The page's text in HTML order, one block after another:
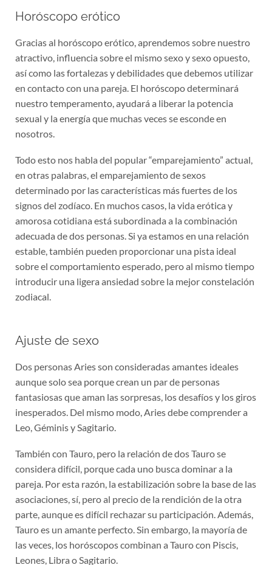
Horóscopo erótico
Gracias al horóscopo erótico, aprendemos sobre nuestro
atractivo, influencia sobre el mismo sexo y sexo opuesto,
así como las fortalezas y debilidades que debemos utilizar
en contacto con una pareja. El horóscopo determinará
nuestro temperamento, ayudará a liberar la potencia
sexual y la energía que muchas veces se esconde en
nosotros.
Todo esto nos habla del popular “emparejamiento” actual,
en otras palabras, el emparejamiento de sexos
determinado por las características más fuertes de los
signos del zodíaco. En muchos casos, la vida erótica y
amorosa cotidiana está subordinada a la combinación
adecuada de dos personas. Si ya estamos en una relación
estable, también pueden proporcionar una pista ideal
sobre el comportamiento esperado, pero al mismo tiempo
introducir una ligera ansiedad sobre la mejor constelación
zodiacal.
Ajuste de sexo
Dos personas Aries son consideradas amantes ideales
aunque solo sea porque crean un par de personas
fantasiosas que aman las sorpresas, los desafíos y los giros
inesperados. Del mismo modo, Aries debe comprender a
Leo, Géminis y Sagitario.
También con Tauro, pero la relación de dos Tauro se
considera difícil, porque cada uno busca dominar a la
pareja. Por esta razón, la estabilización sobre la base de las
asociaciones, sí, pero al precio de la rendición de la otra
parte, aunque es difícil rechazar su participación. Además,
Tauro es un amante perfecto. Sin embargo, la mayoría de
las veces, los horóscopos combinan a Tauro con Piscis,
Leones, Libra o Sagitario.